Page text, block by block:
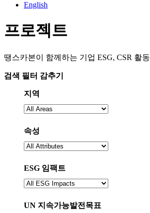
English
프로젝트
땡스카본이 함께하는 기업 ESG, CSR 활동
검색 필터 감추기
지역
지
을
선
택
세
요.
속성
속
을
선
택
세
ESG 임팩트
ESG
팩
UN 지속가능발전목표